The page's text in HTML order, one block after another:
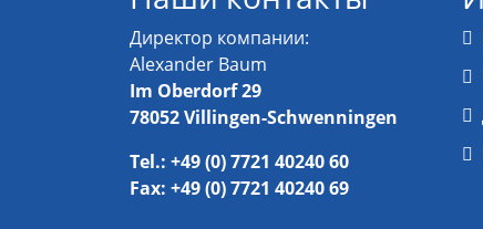
Директор компании:
Alexander Baum
Im Oberdorf 29
78052 Villingen-Schwenningen
Tel.: +49 (0) 7721 40240 60
Fax: +49 (0) 7721 40240 69